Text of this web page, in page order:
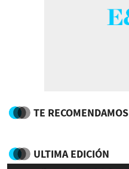
TE RECOMENDAMOS
ULTIMA EDICIÓN